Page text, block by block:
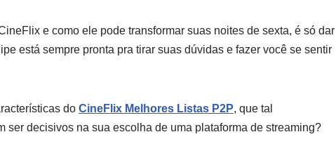
e como ele pode transformar suas noites de sexta, é só dar
está sempre pronta pra tirar suas dúvidas e fazer você se sentir
do CineFlix Melhores Listas P2P, que tal
ser decisivos na sua escolha de uma plataforma de streaming?